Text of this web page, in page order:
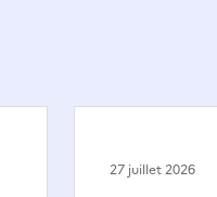
27 juillet 2026